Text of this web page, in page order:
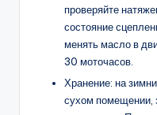
проверяйте
состояние
менять масло в
30 моточасов.
Хранение: на
сухом помещении,